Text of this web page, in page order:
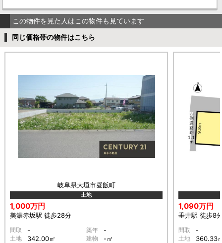
この物件を見た人はこの物件も見ています
同じ価格帯の物件はこちら
岐阜県大垣市昼飯町
土地
1,000万円
美濃赤坂駅 徒歩28分
間取 - 築年 -
土地 342.00㎡ 建物 -㎡
1,090万円
垂井駅 徒歩8
間取 -
土地 360.33